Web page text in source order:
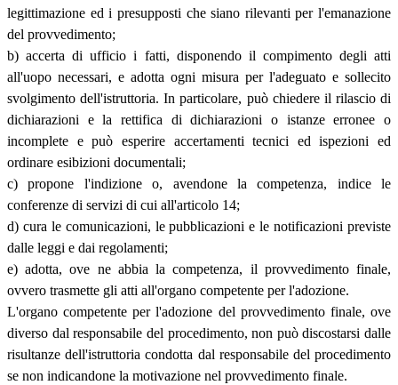
legittimazione ed i presupposti che siano rilevanti per l'emanazione
del provvedimento;
b) accerta di ufficio i fatti, disponendo il compimento degli atti
all'uopo necessari, e adotta ogni misura per l'adeguato e sollecito
svolgimento dell'istruttoria. In particolare, può chiedere il rilascio di
dichiarazioni e la rettifica di dichiarazioni o istanze erronee o
incomplete e può esperire accertamenti tecnici ed ispezioni ed
ordinare esibizioni documentali;
c) propone l'indizione o, avendone la competenza, indice le
conferenze di servizi di cui all'articolo 14;
d) cura le comunicazioni, le pubblicazioni e le notificazioni previste
dalle leggi e dai regolamenti;
e) adotta, ove ne abbia la competenza, il provvedimento finale,
ovvero trasmette gli atti all'organo competente per l'adozione.
L'organo competente per l'adozione del provvedimento finale, ove
diverso dal responsabile del procedimento, non può discostarsi dalle
risultanze dell'istruttoria condotta dal responsabile del procedimento
se non indicandone la motivazione nel provvedimento finale.